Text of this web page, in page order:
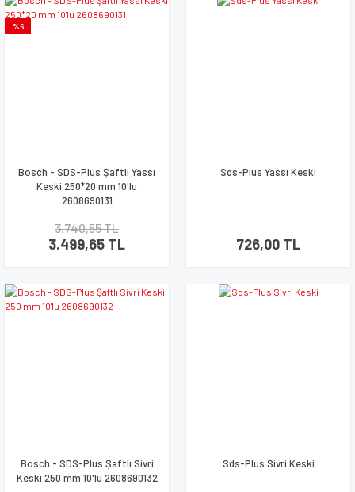
%6
Bosch - SDS-Plus Şaftlı Yassı
Keski 250*20 mm 10'lu
2608690131
3.740,55 TL
3.499,65 TL
Sds-Plus Yassı Keski
726,00 TL
Bosch - SDS-Plus Şaftlı Sivri
Keski 250 mm 10'lu 2608690132
Sds-Plus Sivri Keski